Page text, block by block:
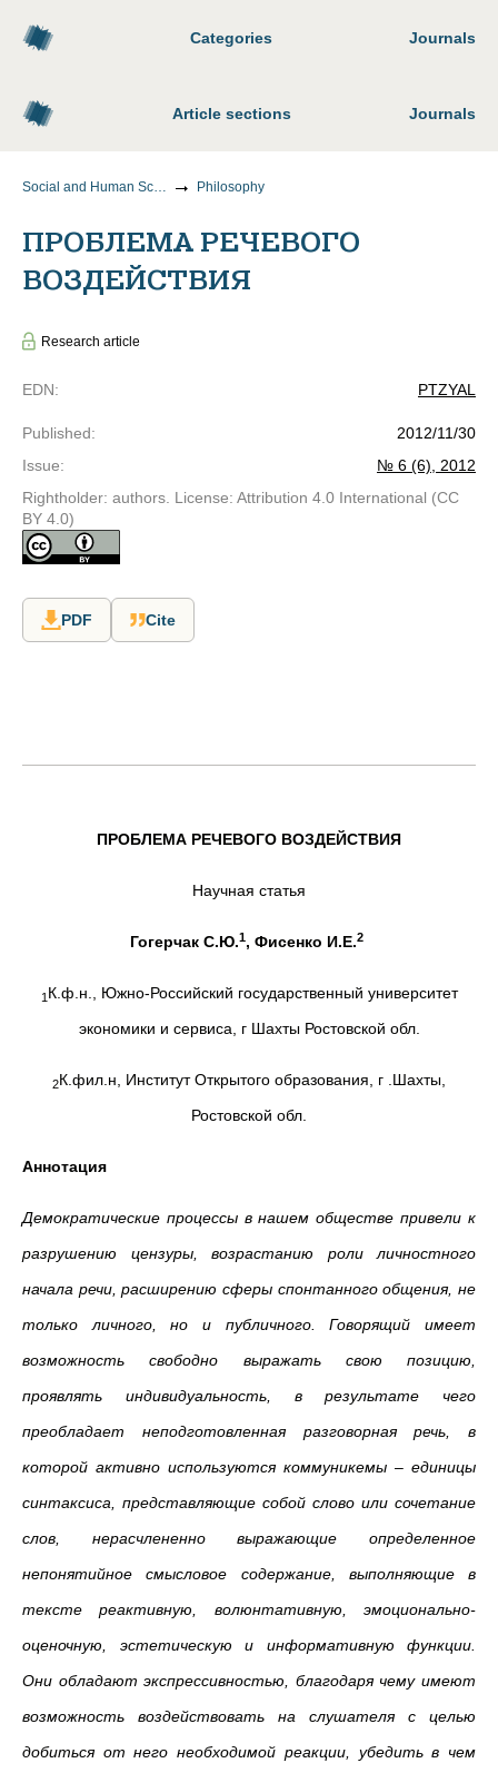
Categories Journals
Article sections Journals
Social and Human Sciences Philosophy
ПРОБЛЕМА РЕЧЕВОГО
ВОЗДЕЙСТВИЯ
Research article
EDN: PTZYAL
Published:
2012/11/30
Issue:
№ 6 (6), 2012
Rightholder: authors. License: Attribution 4.0 International (CC
BY 4.0)
PDF Cite
ПРОБЛЕМА РЕЧЕВОГО ВОЗДЕЙСТВИЯ
Научная статья
Гогерчак С.Ю.1, Фисенко И.Е.2
1 К.ф.н., Южно-Российский государственный университет
экономики и сервиса, г Шахты Ростовской обл.
2К.фил.н, Институт Открытого образования, г .Шахты,
Ростовской обл.
Аннотация
Демократические процессы в нашем обществе привели к
разрушению цензуры, возрастанию роли личностного
начала речи, расширению сферы спонтанного общения, не
только личного, но и публичного. Говорящий имеет
возможность свободно выражать свою позицию,
проявлять индивидуальность, в результате чего
преобладает неподготовленная разговорная речь, в
которой активно используются коммуникемы – единицы
синтаксиса, представляющие собой слово или сочетание
слов, нерасчлененно выражающие определенное
непонятийное смысловое содержание, выполняющие в
тексте реактивную, волюнтативную, эмоционально-
оценочную, эстетическую и информативную функции.
Они обладают экспрессивностью, благодаря чему имеют
возможность воздействовать на слушателя с целью
добиться от него необходимой реакции, убедить в чем